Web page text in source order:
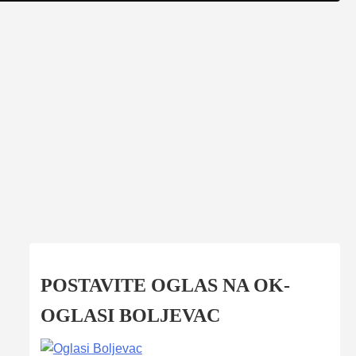
POSTAVITE OGLAS NA OK-
OGLASI BOLJEVAC